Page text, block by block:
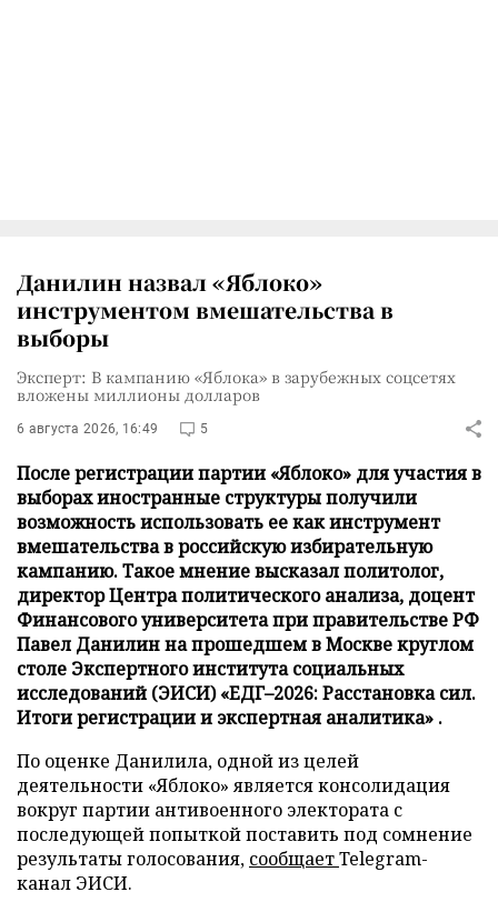
Данилин назвал «Яблоко»
инструментом вмешательства в
выборы
Эксперт: В кампанию «Яблока» в зарубежных соцсетях
вложены миллионы долларов
6 августа 2026, 16:49 5
После регистрации партии «Яблоко» для участия в
выборах иностранные структуры получили
возможность использовать ее как инструмент
вмешательства в российскую избирательную
кампанию. Такое мнение высказал политолог,
директор Центра политического анализа, доцент
Финансового университета при правительстве РФ
Павел Данилин на прошедшем в Москве круглом
столе Экспертного института социальных
исследований (ЭИСИ) «ЕДГ–2026: Расстановка сил.
Итоги регистрации и экспертная аналитика» .
По оценке Данилила, одной из целей
деятельности «Яблоко» является консолидация
вокруг партии антивоенного электората с
последующей попыткой поставить под сомнение
результаты голосования, сообщаетTelegram-
канал ЭИСИ.